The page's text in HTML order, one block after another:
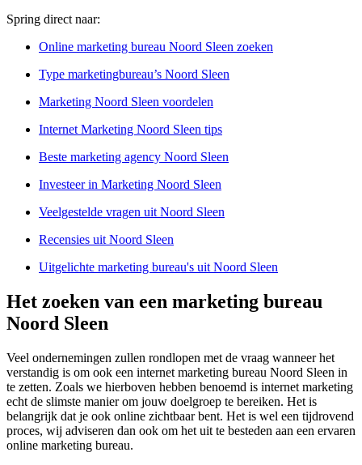
Spring direct naar:
Online marketing bureau Noord Sleen zoeken
Type marketingbureau’s Noord Sleen
Marketing Noord Sleen voordelen
Internet Marketing Noord Sleen tips
Beste marketing agency Noord Sleen
Investeer in Marketing Noord Sleen
Veelgestelde vragen uit Noord Sleen
Recensies uit Noord Sleen
Uitgelichte marketing bureau's uit Noord Sleen
Het zoeken van een marketing bureau
Noord Sleen
Veel ondernemingen zullen rondlopen met de vraag wanneer het
verstandig is om ook een internet marketing bureau Noord Sleen in
te zetten. Zoals we hierboven hebben benoemd is internet marketing
echt de slimste manier om jouw doelgroep te bereiken. Het is
belangrijk dat je ook online zichtbaar bent. Het is wel een tijdrovend
proces, wij adviseren dan ook om het uit te besteden aan een ervaren
online marketing bureau.